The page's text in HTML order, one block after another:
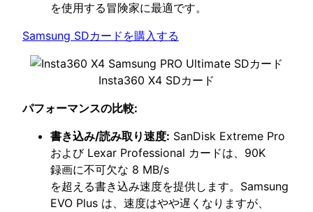
を使用する冒険家に最適です。
Samsung SDカードを購入する
Insta360 X4 SDカード
パフォーマンスの比較:
書き込み/読み取り速度: SanDisk Extreme Pro
および Lexar Professional カードは、90K
録画に不可欠な 8 MB/s
を超える書き込み速度を提供します。Samsung
EVO Plus は、速度はやや遅くなりますが、